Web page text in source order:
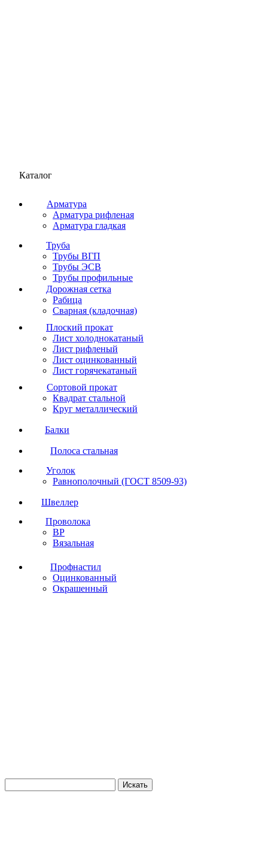
Каталог
Арматура
Арматура рифленая
Арматура гладкая
Труба
Трубы ВГП
Трубы ЭСВ
Трубы профильные
Дорожная сетка
Рабица
Сварная (кладочная)
Плоский прокат
Лист холоднокатаный
Лист рифленый
Лист оцинкованный
Лист горячекатаный
Сортовой прокат
Квадрат стальной
Круг металлический
Балки
Полоса стальная
Уголок
Равнополочный (ГОСТ 8509-93)
Швеллер
Проволока
ВР
Вязальная
Профнастил
Оцинкованный
Окрашенный
Искать